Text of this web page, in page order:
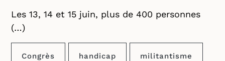
Les 13, 14 et 15 juin, plus de 400 personnes
(…)
Congrès handicap militantisme